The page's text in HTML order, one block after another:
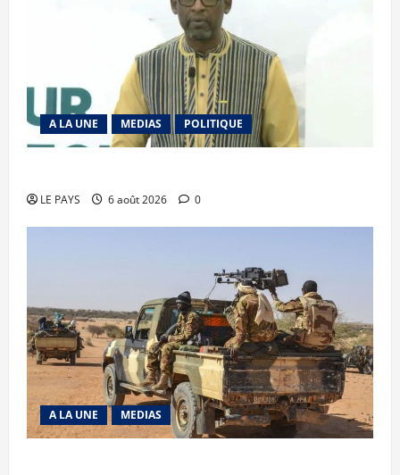
A LA UNE MEDIAS POLITIQUE
LE PAYS 6 août 2026 0
A LA UNE MEDIAS